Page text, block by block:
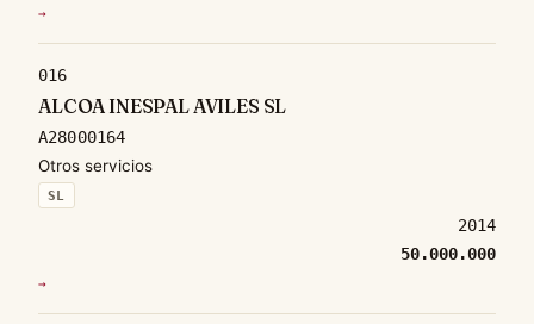
→
016
ALCOA INESPAL AVILES SL
A28000164
Otros servicios
SL
2014
50.000.000
→